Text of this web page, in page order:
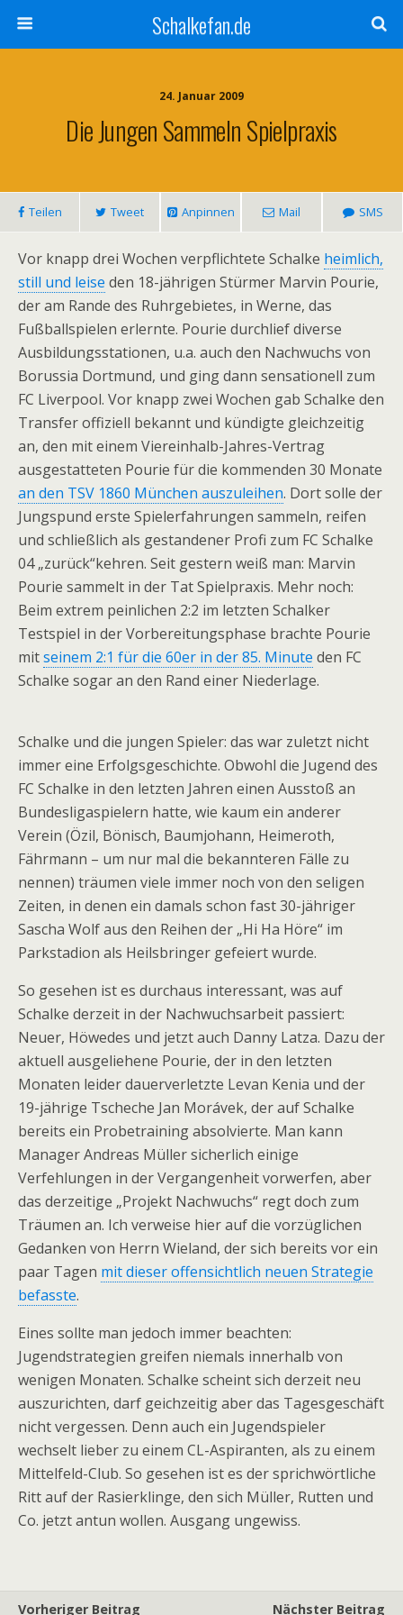
Schalkefan.de
24. Januar 2009
Die Jungen Sammeln Spielpraxis
Teilen Tweet Anpinnen Mail SMS
Vor knapp drei Wochen verpflichtete Schalke heimlich,
still und leise den 18-jährigen Stürmer Marvin Pourie,
der am Rande des Ruhrgebietes, in Werne, das
Fußballspielen erlernte. Pourie durchlief diverse
Ausbildungsstationen, u.a. auch den Nachwuchs von
Borussia Dortmund, und ging dann sensationell zum
FC Liverpool. Vor knapp zwei Wochen gab Schalke den
Transfer offiziell bekannt und kündigte gleichzeitig
an, den mit einem Viereinhalb-Jahres-Vertrag
ausgestatteten Pourie für die kommenden 30 Monate
an den TSV 1860 München auszuleihen. Dort solle der
Jungspund erste Spielerfahrungen sammeln, reifen
und schließlich als gestandener Profi zum FC Schalke
04 „zurück“kehren. Seit gestern weiß man: Marvin
Pourie sammelt in der Tat Spielpraxis. Mehr noch:
Beim extrem peinlichen 2:2 im letzten Schalker
Testspiel in der Vorbereitungsphase brachte Pourie
mitseinem 2:1 für die 60er in der 85. Minute den FC
Schalke sogar an den Rand einer Niederlage.
Schalke und die jungen Spieler: das war zuletzt nicht
immer eine Erfolgsgeschichte. Obwohl die Jugend des
FC Schalke in den letzten Jahren einen Ausstoß an
Bundesligaspielern hatte, wie kaum ein anderer
Verein (Özil, Bönisch, Baumjohann, Heimeroth,
Fährmann – um nur mal die bekannteren Fälle zu
nennen) träumen viele immer noch von den seligen
Zeiten, in denen ein damals schon fast 30-jähriger
Sascha Wolf aus den Reihen der „Hi Ha Höre“ im
Parkstadion als Heilsbringer gefeiert wurde.
So gesehen ist es durchaus interessant, was auf
Schalke derzeit in der Nachwuchsarbeit passiert:
Neuer, Höwedes und jetzt auch Danny Latza. Dazu der
aktuell ausgeliehene Pourie, der in den letzten
Monaten leider dauerverletzte Levan Kenia und der
19-jährige Tscheche Jan Morávek, der auf Schalke
bereits ein Probetraining absolvierte. Man kann
Manager Andreas Müller sicherlich einige
Verfehlungen in der Vergangenheit vorwerfen, aber
das derzeitige „Projekt Nachwuchs“ regt doch zum
Träumen an. Ich verweise hier auf die vorzüglichen
Gedanken von Herrn Wieland, der sich bereits vor ein
paar Tagen mit dieser offensichtlich neuen Strategie
befasste.
Eines sollte man jedoch immer beachten:
Jugendstrategien greifen niemals innerhalb von
wenigen Monaten. Schalke scheint sich derzeit neu
auszurichten, darf geichzeitig aber das Tagesgeschäft
nicht vergessen. Denn auch ein Jugendspieler
wechselt lieber zu einem CL-Aspiranten, als zu einem
Mittelfeld-Club. So gesehen ist es der sprichwörtliche
Ritt auf der Rasierklinge, den sich Müller, Rutten und
Co. jetzt antun wollen. Ausgang ungewiss.
Vorheriger Beitrag Nächster Beitrag